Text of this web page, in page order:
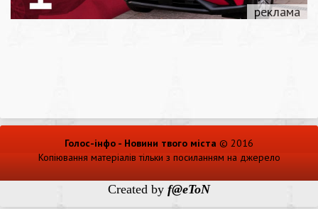
Голос-інфо - Новини твого міста © 2016
Копіювання матеріалів тільки з посиланням на джерело
Created by f@eToN